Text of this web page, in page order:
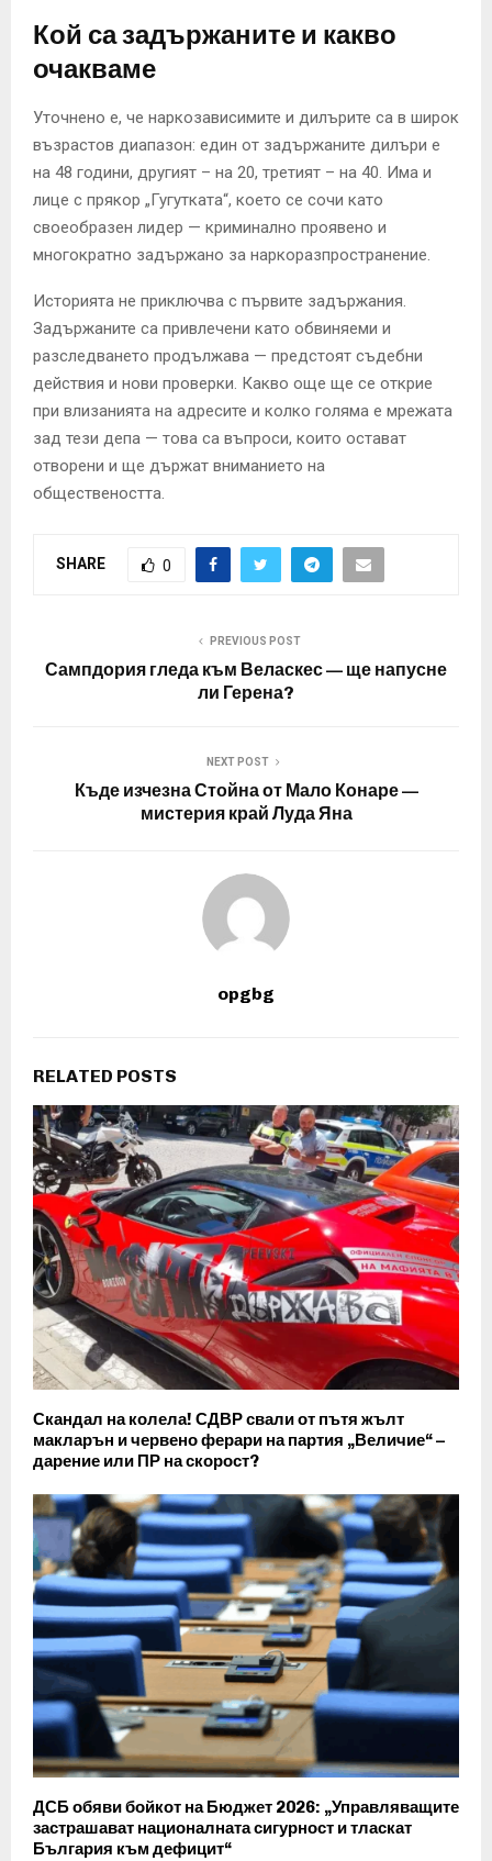
Кой са задържаните и какво
очакваме
Уточнено е, че наркозависимите и дилърите са в широк
възрастов диапазон: един от задържаните дилъри е
на 48 години, другият – на 20, третият – на 40. Има и
лице с прякор „Гугутката“, което се сочи като
своеобразен лидер — криминално проявено и
многократно задържано за наркоразпространение.
Историята не приключва с първите задържания.
Задържаните са привлечени като обвиняеми и
разследването продължава — предстоят съдебни
действия и нови проверки. Какво още ще се открие
при влизанията на адресите и колко голяма е мрежата
зад тези депа — това са въпроси, които остават
отворени и ще държат вниманието на
обществеността.
SHARE 0
PREVIOUS POST
Сампдория гледа към Веласкес — ще напусне
ли Герена?
NEXT POST
Къде изчезна Стойна от Мало Конаре —
мистерия край Луда Яна
opgbg
RELATED POSTS
Скандал на колела! СДВР свали от пътя жълт
макларън и червено ферари на партия „Величие“ –
дарение или ПР на скорост?
ДСБ обяви бойкот на Бюджет 2026: „Управляващите
застрашават националната сигурност и тласкат
България към дефицит“